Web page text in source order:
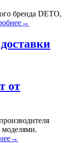
бренда DETO,
от
моделями.